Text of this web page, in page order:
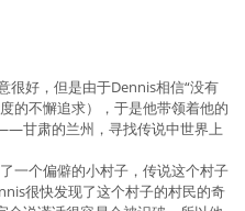
很好，但是由于Dennis相信“没有
的不懈追求），于是他带领着他的
甘肃的兰州，寻找传说中世界上
一个偏僻的小村子，传说这个村子
很快发现了这个村子的村民的奇